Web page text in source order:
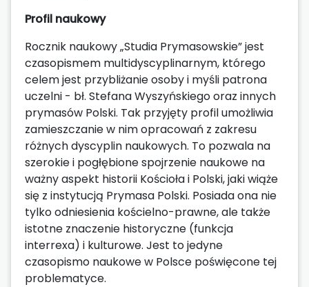
Profil naukowy
Rocznik naukowy „Studia Prymasowskie” jest
czasopismem multidyscyplinarnym, którego
celem jest przybliżanie osoby i myśli patrona
uczelni - bł. Stefana Wyszyńskiego oraz innych
prymasów Polski. Tak przyjęty profil umożliwia
zamieszczanie w nim opracowań z zakresu
różnych dyscyplin naukowych. To pozwala na
szerokie i pogłębione spojrzenie naukowe na
ważny aspekt historii Kościoła i Polski, jaki wiąże
się z instytucją Prymasa Polski. Posiada ona nie
tylko odniesienia kościelno-prawne, ale także
istotne znaczenie historyczne (funkcja
interrexa) i kulturowe. Jest to jedyne
czasopismo naukowe w Polsce poświęcone tej
problematyce.